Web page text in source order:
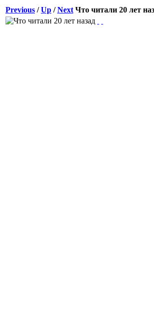
Previous /Up /Next Что читали 20 лет